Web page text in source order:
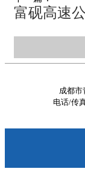
富砚高速
成都市
电话/传